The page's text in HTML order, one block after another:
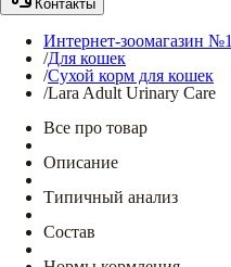
Контакты
Интернет-зоомагазин №1
/Для кошек
/Сухой корм для кошек
/Lara Adult Urinary Care
Все про товар
Описание
Типичный анализ
Состав